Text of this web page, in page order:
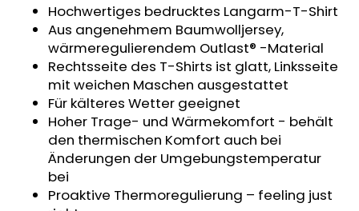
Hochwertiges bedrucktes Langarm-T-Shirt
Aus angenehmem Baumwolljersey,
wärmeregulierendem Outlast® -Material
Rechtsseite des T-Shirts ist glatt, Linksseite
mit weichen Maschen ausgestattet
Für kälteres Wetter geeignet
Hoher Trage- und Wärmekomfort - behält
den thermischen Komfort auch bei
Änderungen der Umgebungstemperatur
bei
Proaktive Thermoregulierung – feeling just
KURZHOSE
DÜNN
ANGEL
OUTLAST®
GRAU
MELIERT
€18,39